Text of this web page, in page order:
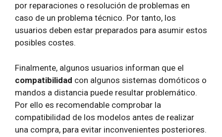
por reparaciones o resolución de problemas en
caso de un problema técnico. Por tanto, los
usuarios deben estar preparados para asumir estos
posibles costes.
Finalmente, algunos usuarios informan que el
compatibilidad con algunos sistemas domóticos o
mandos a distancia puede resultar problemático.
Por ello es recomendable comprobar la
compatibilidad de los modelos antes de realizar
una compra, para evitar inconvenientes posteriores.